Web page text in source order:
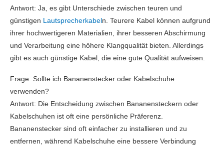
Antwort: Ja, es gibt Unterschiede zwischen teuren und
günstigen Lautsprecherkabeln. Teurere Kabel können aufgrund
ihrer hochwertigeren Materialien, ihrer besseren Abschirmung
und Verarbeitung eine höhere Klangqualität bieten. Allerdings
gibt es auch günstige Kabel, die eine gute Qualität aufweisen.
Frage: Sollte ich Bananenstecker oder Kabelschuhe
verwenden?
Antwort: Die Entscheidung zwischen Bananensteckern oder
Kabelschuhen ist oft eine persönliche Präferenz.
Bananenstecker sind oft einfacher zu installieren und zu
entfernen, während Kabelschuhe eine bessere Verbindung